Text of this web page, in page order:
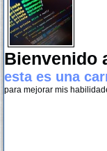
Bienvenido
esta es una
para mejorar mis